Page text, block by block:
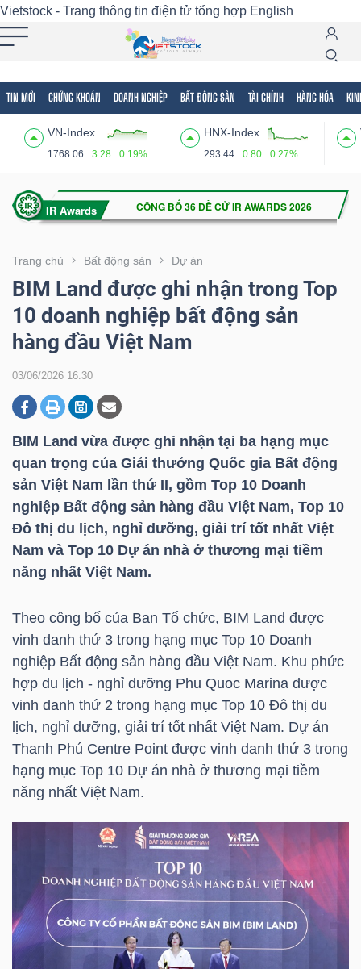
Vietstock - Trang thông tin điện tử tổng hợp English
TIN MỚI CHỨNG KHOÁN DOANH NGHIỆP BẤT ĐỘNG SẢN TÀI CHÍNH HÀNG HÓA
VN-Index
1768.06 3.28 0.19%
HNX-Index
293.44 0.80 0.27%
Trang chủ Bất động sản Dự án
BIM Land được ghi nhận trong Top
10 doanh nghiệp bất động sản
hàng đầu Việt Nam
03/06/2026 16:30
BIM Land vừa được ghi nhận tại ba hạng mục
quan trọng của Giải thưởng Quốc gia Bất động
sản Việt Nam lần thứ II, gồm Top 10 Doanh
nghiệp Bất động sản hàng đầu Việt Nam, Top 10
Đô thị du lịch, nghỉ dưỡng, giải trí tốt nhất Việt
Nam và Top 10 Dự án nhà ở thương mại tiềm
năng nhất Việt Nam.
Theo công bố của Ban Tổ chức, BIM Land được
vinh danh thứ 3 trong hạng mục Top 10 Doanh
nghiệp Bất động sản hàng đầu Việt Nam. Khu phức
hợp du lịch - nghỉ dưỡng Phu Quoc Marina được
vinh danh thứ 2 trong hạng mục Top 10 Đô thị du
lịch, nghỉ dưỡng, giải trí tốt nhất Việt Nam. Dự án
Thanh Phú Centre Point được vinh danh thứ 3 trong
hạng mục Top 10 Dự án nhà ở thương mại tiềm
năng nhất Việt Nam.
Tất cả Tính năng Ngành Mã chứng khoán
Tính
(-)
VIETSTOCK
CHỨNG
KHOÁN
DOANH
NGHIỆP
BẤT
ĐỘNG
SẢN
TÀI
CHÍNH
HÀNG
HÓA
THẾ
GIỚI